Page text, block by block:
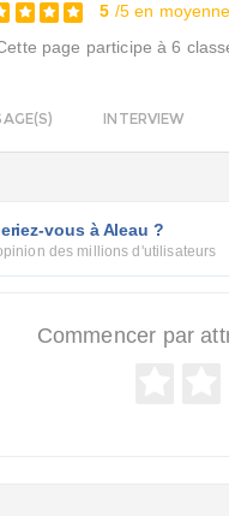
5 /5 en
page participe à 6
INTERVIEW
vous à Aleau ?
des millions d'utilisateurs
Commencer par